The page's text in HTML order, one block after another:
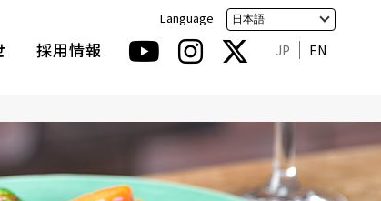
採用情報 JP EN
Language